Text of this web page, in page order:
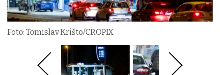
Foto: Tomislav Krišto/CROPIX